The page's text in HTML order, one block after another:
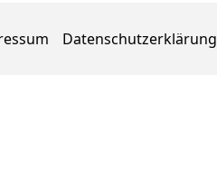
Datenschutzerklärung